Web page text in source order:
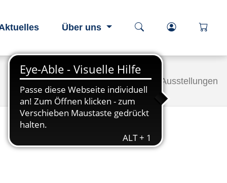
Über uns Kurssuche öffnen
Login-
Startseite Programm Ausstellungen